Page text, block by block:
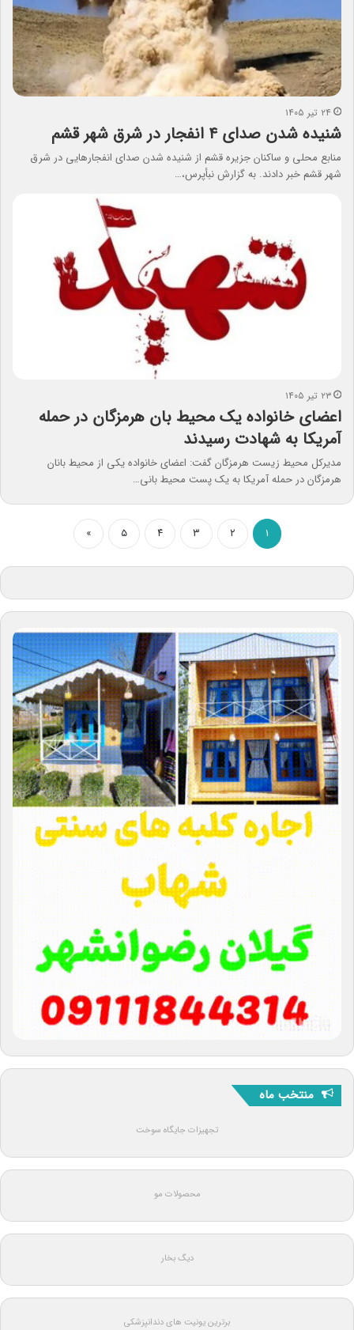
۲۴ تیر ۱۴۰۵
شنیده شدن صدای ۴ انفجار در شرق شهر قشم
منابع محلی و ساکنان جزیره قشم از شنیده شدن صدای انفجارهایی در شرق
شهر قشم خبر دادند. به گزارش نبأپرس،…
۲۳ تیر ۱۴۰۵
اعضای خانواده یک محیط بان هرمزگان در حمله
آمریکا به شهادت رسیدند
مدیرکل محیط زیست هرمزگان گفت: اعضای خانواده یکی از محیط بانان
هرمزگان در حمله آمریکا به یک پست محیط بانی…
۱ ۲ ۳ ۴ ۵ »
منتخب ماه
تجهیزات جایگاه سوخت
محصولات مو
دیگ بخار
برترین یونیت های دندانپزشکی